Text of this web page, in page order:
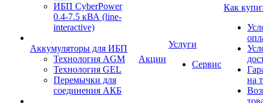
ИБП CyberPower
0.4-7.5 кВА (line-
interactive)
Аккумуляторы для ИБП
Технология AGM
Технология GEL
Перемычки для
соединения АКБ
Акции
Услуги
Сервис
Как
на